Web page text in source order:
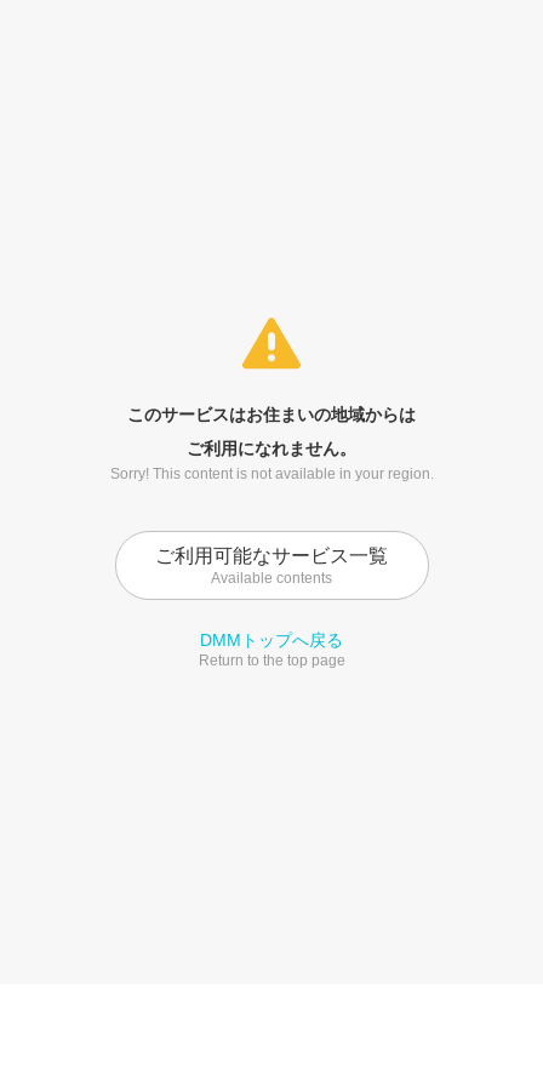
このサービスはお住まいの地域からは
ご利用になれません。
Sorry! This content is not available in your region.
ご利用可能なサービス一覧
Available contents
DMMトップへ戻る
Return to the top page